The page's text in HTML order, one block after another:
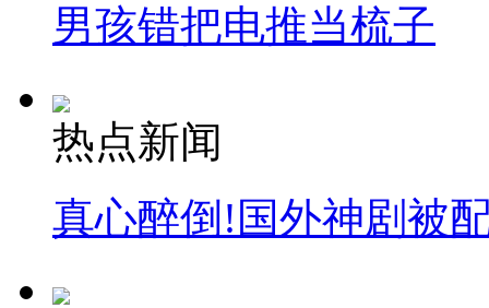
消防员救轻生者 花炮节热闹非凡
男孩错把电推当梳子
热点新闻
真心醉倒!国外神剧被